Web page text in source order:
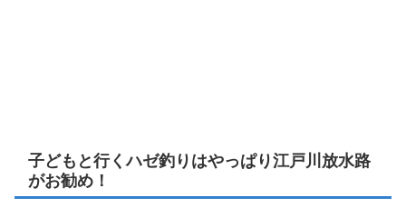
子どもと行くハゼ釣りはやっぱり江戸川放水路
がお勧め！